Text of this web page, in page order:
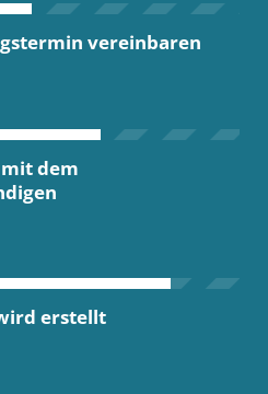
vereinbaren
dem
erstellt